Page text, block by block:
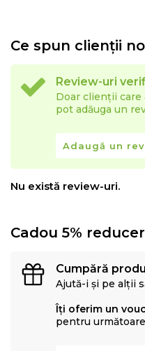
Ce spun clienții
Review-uri
Doar clienții care
pot adăuga un
Adaugă un
Nu există review-uri.
Cadou 5%
Cumpără
Ajută-i și pe alții
Îți oferim un
pentru